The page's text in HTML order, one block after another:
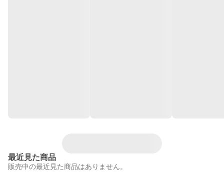
最近見た商品
販売中の最近見た商品はありません。